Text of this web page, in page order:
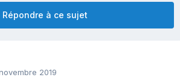
Répondre à ce sujet
2019